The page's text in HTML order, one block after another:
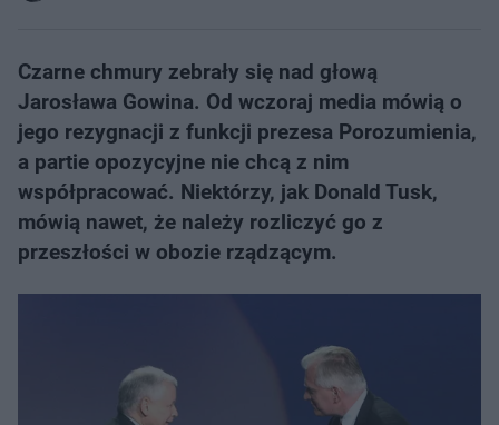
Czarne chmury zebrały się nad głową
Jarosława Gowina. Od wczoraj media mówią o
jego rezygnacji z funkcji prezesa Porozumienia,
a partie opozycyjne nie chcą z nim
współpracować. Niektórzy, jak Donald Tusk,
mówią nawet, że należy rozliczyć go z
przeszłości w obozie rządzącym.